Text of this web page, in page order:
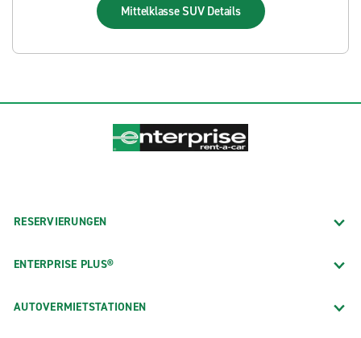
Mittelklasse SUV Details
RESERVIERUNGEN
ENTERPRISE PLUS®
AUTOVERMIETSTATIONEN